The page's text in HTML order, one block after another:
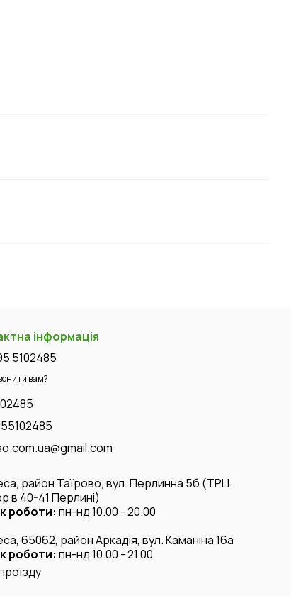
інформація
5102485
вам?
район Таїрово, вул. Перлинна 5б (ТРЦ
в 40-41 Перлині)
роботи: пн-нд 10.00 - 20.00
65062, район Аркадія, вул. Каманіна 16а
роботи: пн-нд 10.00 - 21.00